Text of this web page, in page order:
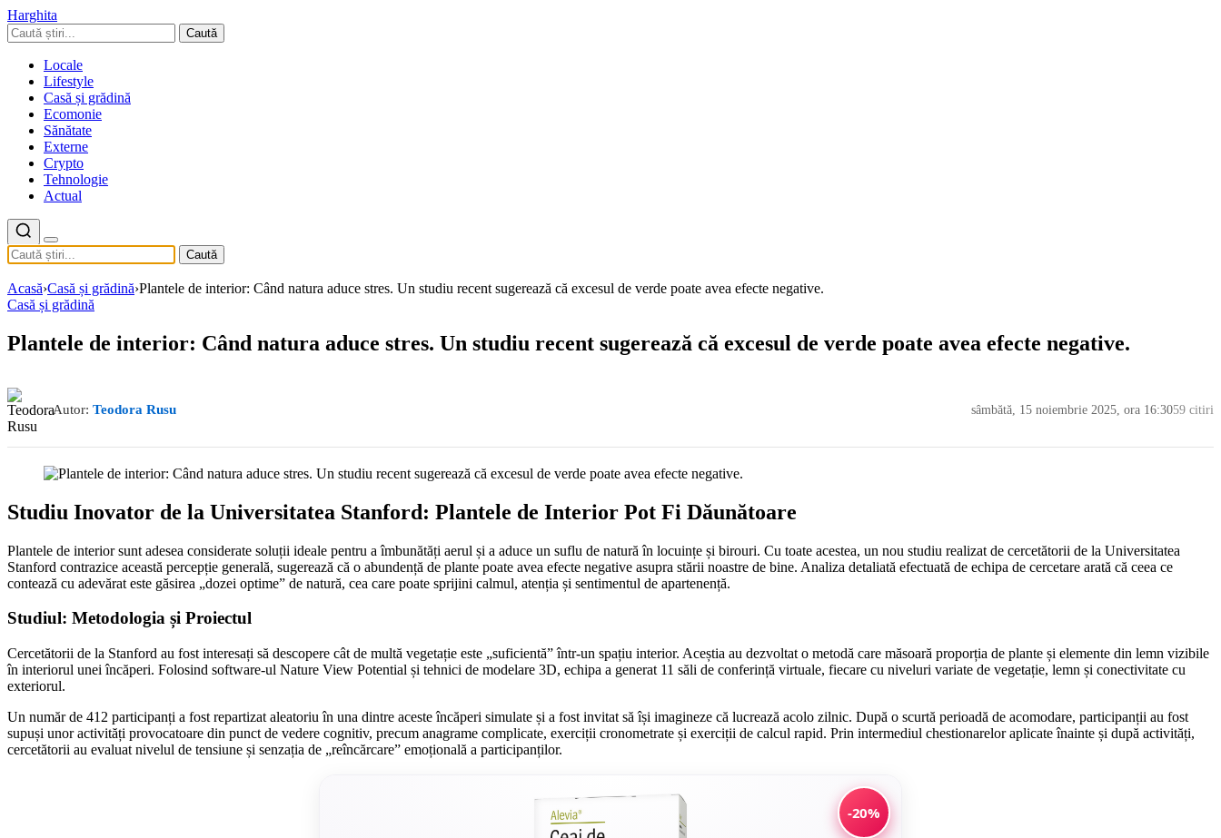
Harghita
Caută
Locale
Lifestyle
Casă și grădină
Ecomonie
Sănătate
Externe
Crypto
Tehnologie
Actual
Caută
Acasă›Casă și grădină›Plantele de interior: Când natura aduce stres. Un studiu recent sugerează că excesul de verde poate avea efecte negative.
Casă și grădină
Plantele de interior: Când natura aduce stres. Un studiu recent sugerează că excesul de verde poate avea efecte negative.
Autor: Teodora Rusu sâmbătă, 15 noiembrie 2025, ora 16:3059 citiri
Studiu Inovator de la Universitatea Stanford: Plantele de Interior Pot Fi Dăunătoare
Plantele de interior sunt adesea considerate soluții ideale pentru a îmbunătăți aerul și a aduce un suflu de natură în locuințe și birouri. Cu toate acestea, un nou studiu realizat de cercetătorii de la Universitatea
Stanford contrazice această percepție generală, sugerează că o abundență de plante poate avea efecte negative asupra stării noastre de bine. Analiza detaliată efectuată de echipa de cercetare arată că ceea ce
contează cu adevărat este găsirea „dozei optime” de natură, cea care poate sprijini calmul, atenția și sentimentul de apartenență.
Studiul: Metodologia și Proiectul
Cercetătorii de la Stanford au fost interesați să descopere cât de multă vegetație este „suficientă” într-un spațiu interior. Aceștia au dezvoltat o metodă care măsoară proporția de plante și elemente din lemn vizibile
în interiorul unei încăperi. Folosind software-ul Nature View Potential și tehnici de modelare 3D, echipa a generat 11 săli de conferință virtuale, fiecare cu niveluri variate de vegetație, lemn și conectivitate cu
exteriorul.
Un număr de 412 participanți a fost repartizat aleatoriu în una dintre aceste încăperi simulate și a fost invitat să își imagineze că lucrează acolo zilnic. După o scurtă perioadă de acomodare, participanții au fost
supuși unor activități provocatoare din punct de vedere cognitiv, precum anagrame complicate, exerciții cronometrate și exerciții de calcul rapid. Prin intermediul chestionarelor aplicate înainte și după activități,
cercetătorii au evaluat nivelul de tensiune și senzația de „reîncărcare” emoțională a participanților.
-20%